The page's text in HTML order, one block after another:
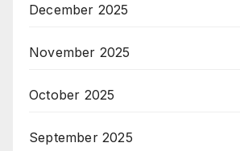
December 2025
November 2025
October 2025
September 2025